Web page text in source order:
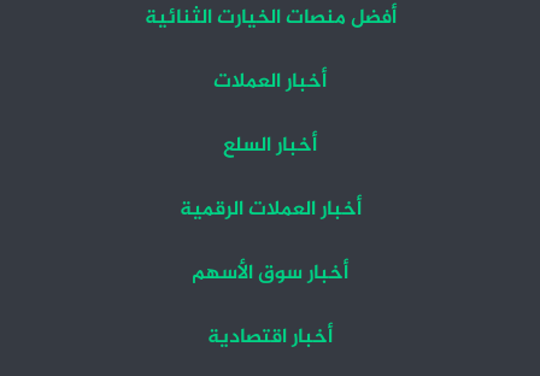
أفضل منصات الخيارت الثنائية
أخبار العملات
أخبار السلع
أخبار العملات الرقمية
أخبار سوق الأسهم
أخبار اقتصادية